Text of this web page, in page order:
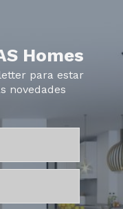
Homes
para estar
novedades